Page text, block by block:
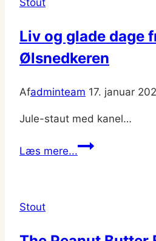
Stout
Liv og glade dage
Ølsnedkeren
Afadminteam 17. januar
Jule-staut med kanel…
Læs mere...Liv
Stout